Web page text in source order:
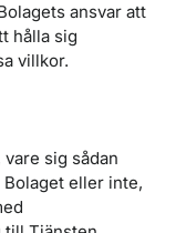
ansvar att
hålla sig
villkor.
sig sådan
eller inte,